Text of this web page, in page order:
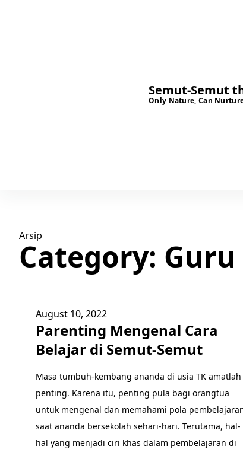
Semut-Semut
Only Nature, Can
Arsip
Category:
August 10, 2022
Parenting Mengenal Cara
Belajar di Semut-Semut
Masa tumbuh-kembang ananda di usia TK amatlah
penting. Karena itu, penting pula bagi orangtua
untuk mengenal dan memahami pola
saat ananda bersekolah sehari-hari. Terutama, hal-
hal yang menjadi ciri khas dalam pembelajaran di